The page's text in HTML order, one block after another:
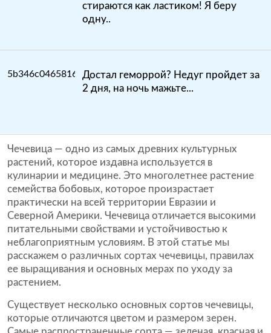
стираются как ластиком! Я беру
одну..
Достал геморрой? Недуг пройдет за
2 дня, на ночь мажьте...
Чечевица — одно из самых древних культурных
растений, которое издавна используется в
кулинарии и медицине. Это многолетнее растение
семейства бобовых, которое произрастает
практически на всей территории Евразии и
Северной Америки. Чечевица отличается высокими
питательными свойствами и устойчивостью к
неблагоприятным условиям. В этой статье мы
расскажем о различных сортах чечевицы, правилах
ее выращивания и основных мерах по уходу за
растением.
Существует несколько основных сортов чечевицы,
которые отличаются цветом и размером зерен.